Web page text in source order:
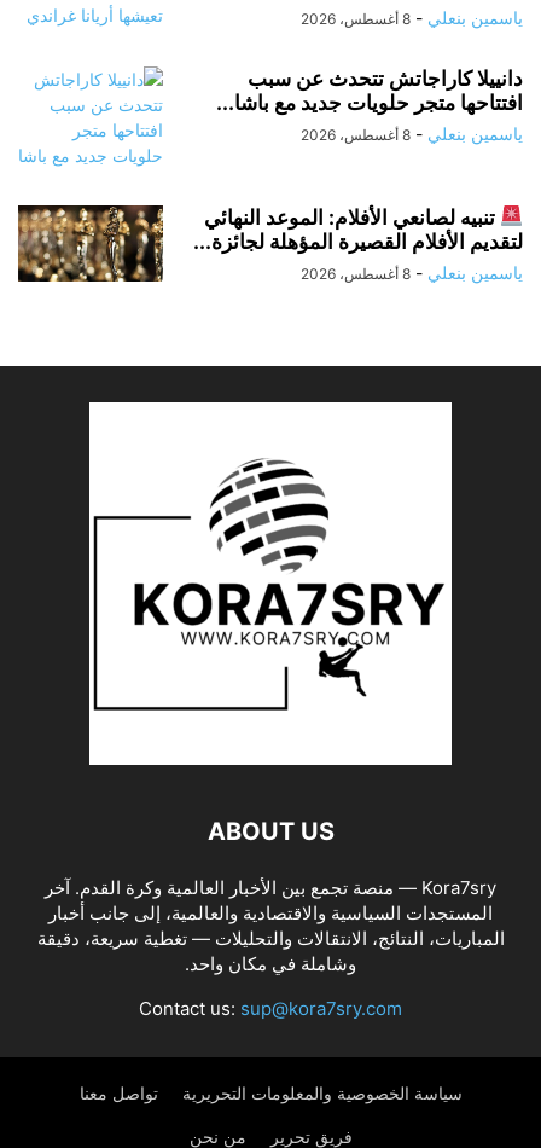
ياسمين بنعلي - 8 أغسطس، 2026
دانييلا كاراجاتش تتحدث عن سبب
افتتاحها متجر حلويات جديد مع باشا...
ياسمين بنعلي - 8 أغسطس، 2026
تنبيه لصانعي الأفلام: الموعد النهائي
لتقديم الأفلام القصيرة المؤهلة لجائزة...
ياسمين بنعلي - 8 أغسطس، 2026
ABOUT US
Kora7sry — منصة تجمع بين الأخبار العالمية وكرة القدم. آخر
المستجدات السياسية والاقتصادية والعالمية، إلى جانب أخبار
المباريات، النتائج، الانتقالات والتحليلات — تغطية سريعة، دقيقة
وشاملة في مكان واحد.
Contact us: sup@kora7sry.com
سياسة الخصوصية والمعلومات التحريرية تواصل معنا
فريق تحرير من نحن